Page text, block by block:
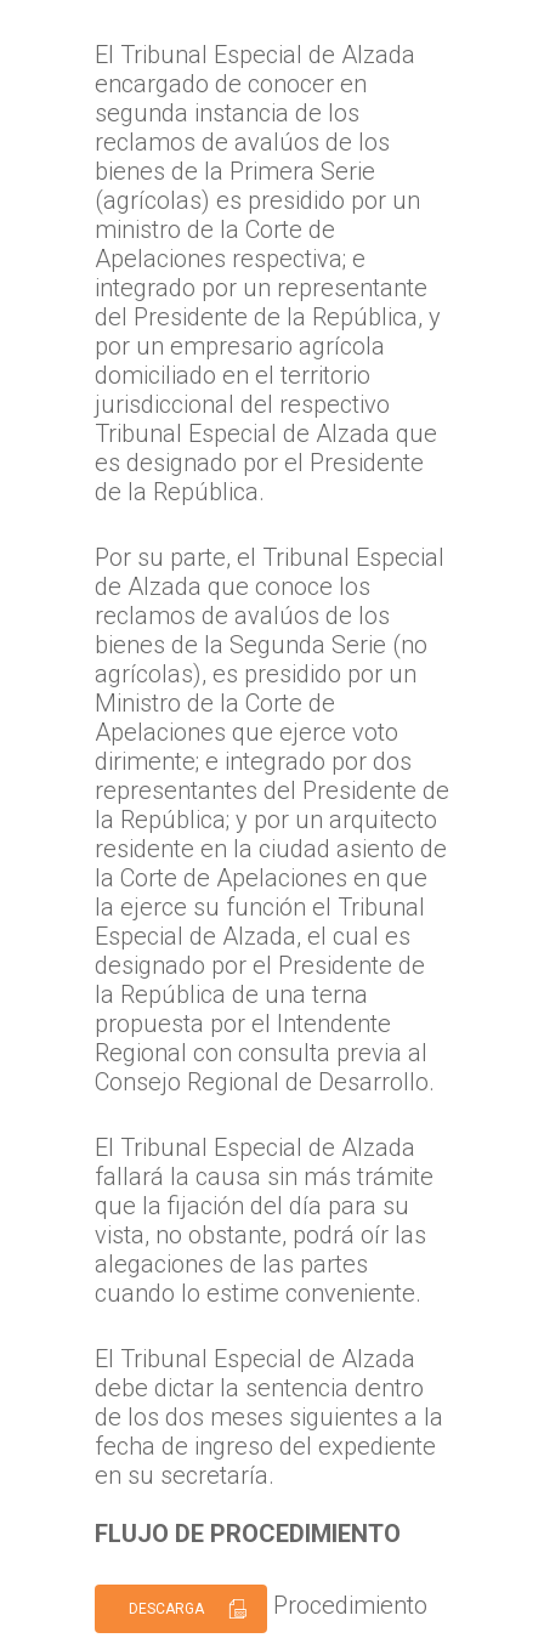
El Tribunal Especial de Alzada
encargado de conocer en
segunda instancia de los
reclamos de avalúos de los
bienes de la Primera Serie
(agrícolas) es presidido por un
ministro de la Corte de
Apelaciones respectiva; e
integrado por un representante
del Presidente de la República, y
por un empresario agrícola
domiciliado en el territorio
jurisdiccional del respectivo
Tribunal Especial de Alzada que
es designado por el Presidente
de la República.
Por su parte, el Tribunal Especial
de Alzada que conoce los
reclamos de avalúos de los
bienes de la Segunda Serie (no
agrícolas), es presidido por un
Ministro de la Corte de
Apelaciones que ejerce voto
dirimente; e integrado por dos
representantes del Presidente de
la República; y por un arquitecto
residente en la ciudad asiento de
la Corte de Apelaciones en que
la ejerce su función el Tribunal
Especial de Alzada, el cual es
designado por el Presidente de
la República de una terna
propuesta por el Intendente
Regional con consulta previa al
Consejo Regional de Desarrollo.
El Tribunal Especial de Alzada
fallará la causa sin más trámite
que la fijación del día para su
vista, no obstante, podrá oír las
alegaciones de las partes
cuando lo estime conveniente.
El Tribunal Especial de Alzada
debe dictar la sentencia dentro
de los dos meses siguientes a la
fecha de ingreso del expediente
en su secretaría.
FLUJO DE PROCEDIMIENTO
DESCARGA
Procedimiento
información
Preguntas Frecuentes
Cómo presentar un
Documentación
Validador de
Certificados de
OJVTTA
TTA de la Región de
TTA de la Región de
TTA de la Región de
TTA de la Región de
TTA de la Región de
Coquimbo
Zona Centro
Valparaíso
TTA de la Región
TTA de la Región del
Libertador General
O`Higgins
TTA de la Región del
Zona Sur
TTA de la Región del
Región del BioBío
Araucanía
TTA de la Región de
TTA de la Región de
Lagos
TTA de la Región de
del General Carlos
Magallanes y la
Chilena
Fallos Relevantes
OFICINA JUDICIAL
TTA
Atención Soporte
Lunes a Viernes entre
08:00 a 17:00